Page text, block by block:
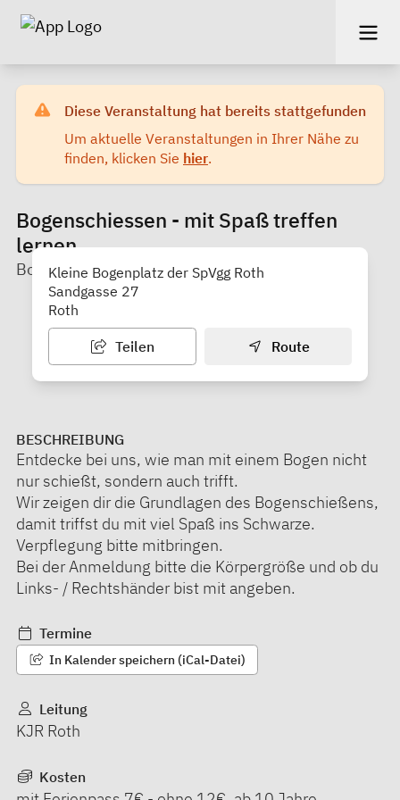
Diese Veranstaltung hat bereits stattgefunden
Um aktuelle Veranstaltungen in Ihrer Nähe zu
finden, klicken Sie hier.
Bogenschiessen - mit Spaß treffen
lernen
Bogenschützen der SpVgg Roth e. V.
Kleine Bogenplatz der SpVgg Roth
Sandgasse 27
Roth
Teilen Route
BESCHREIBUNG
Entdecke bei uns, wie man mit einem Bogen nicht
nur schießt, sondern auch trifft.
Wir zeigen dir die Grundlagen des Bogenschießens,
damit triffst du mit viel Spaß ins Schwarze.
Verpflegung bitte mitbringen.
Bei der Anmeldung bitte die Körpergröße und ob du
Links- / Rechtshänder bist mit angeben.
Termine
In Kalender speichern (iCal-Datei)
Leitung
KJR Roth
Kosten